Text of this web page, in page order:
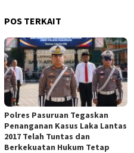
POS TERKAIT
Polres Pasuruan Tegaskan
Penanganan Kasus Laka Lantas
2017 Telah Tuntas dan
Berkekuatan Hukum Tetap